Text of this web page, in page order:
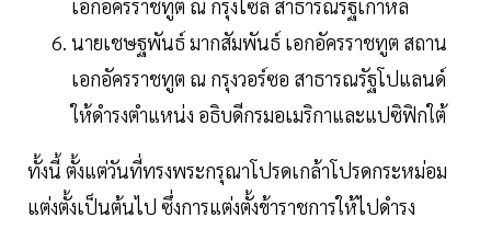
เอกอัครราชทูต ณ กรุงโซล สาธารณรัฐเกาหลี
นายเชษฐพันธ์ มากสัมพันธ์ เอกอัครราชทูต สถาน
เอกอัครราชทูต ณ กรุงวอร์ซอ สาธารณรัฐโปแลนด์
ให้ดำรงตำแหน่ง อธิบดีกรมอเมริกาและแปซิฟิกใต้
ทั้งนี้ ตั้งแต่วันที่ทรงพระกรุณาโปรดเกล้าโปรดกระหม่อม
แต่งตั้งเป็นต้นไป ซึ่งการแต่งตั้งข้าราชการให้ไปดำรง